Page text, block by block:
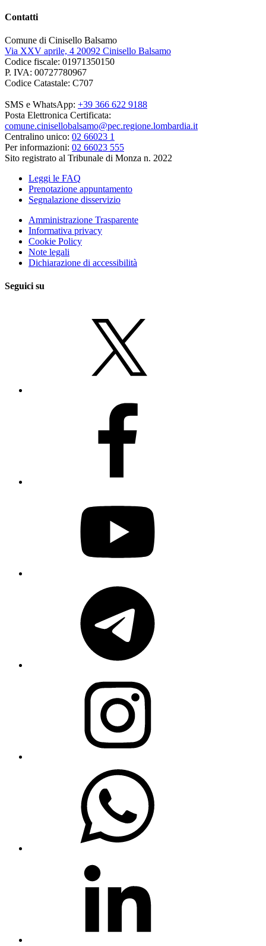
Contatti
Comune di Cinisello Balsamo
Via XXV aprile, 4 20092 Cinisello Balsamo
Codice fiscale: 01971350150
P. IVA: 00727780967
Codice Catastale: C707
SMS e WhatsApp: +39 366 622 9188
Posta Elettronica Certificata:
comune.cinisellobalsamo@pec.regione.lombardia.it
Centralino unico: 02 66023 1
Per informazioni: 02 66023 555
Sito registrato al Tribunale di Monza n. 2022
Leggi le FAQ
Prenotazione appuntamento
Segnalazione disservizio
Amministrazione Trasparente
Informativa privacy
Cookie Policy
Note legali
Dichiarazione di accessibilità
Seguici su